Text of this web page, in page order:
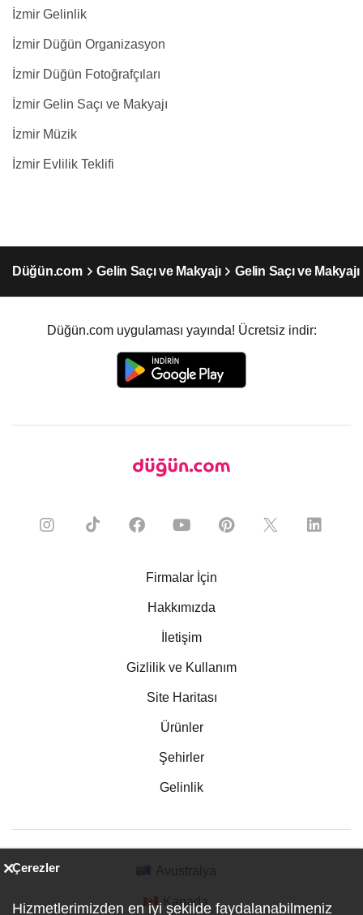
İzmir Gelinlik
İzmir Düğün Organizasyon
İzmir Düğün Fotoğrafçıları
İzmir Gelin Saçı ve Makyajı
İzmir Müzik
İzmir Evlilik Teklifi
Düğün.com Gelin Saçı ve Makyajı Gelin Saçı ve Makyajı
Düğün.com uygulaması yayında! Ücretsiz indir:
Firmalar İçin
Hakkımızda
İletişim
Gizlilik ve Kullanım
Site Haritası
Ürünler
Şehirler
Gelinlik
Kanada
Çerezler
Hizmetlerimizden en iyi şekilde faydalanabilmeniz